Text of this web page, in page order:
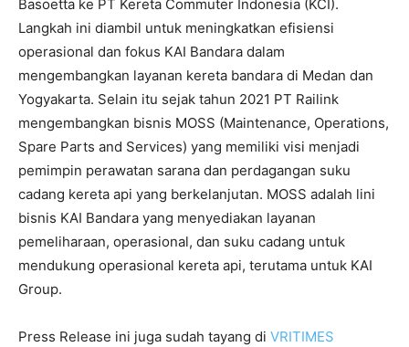
Basoetta ke PT Kereta Commuter Indonesia (KCI).
Langkah ini diambil untuk meningkatkan efisiensi
operasional dan fokus KAI Bandara dalam
mengembangkan layanan kereta bandara di Medan dan
Yogyakarta. Selain itu sejak tahun 2021 PT Railink
mengembangkan bisnis MOSS (Maintenance, Operations,
Spare Parts and Services) yang memiliki visi menjadi
pemimpin perawatan sarana dan perdagangan suku
cadang kereta api yang berkelanjutan. MOSS adalah lini
bisnis KAI Bandara yang menyediakan layanan
pemeliharaan, operasional, dan suku cadang untuk
mendukung operasional kereta api, terutama untuk KAI
Group.
Press Release ini juga sudah tayang di VRITIMES